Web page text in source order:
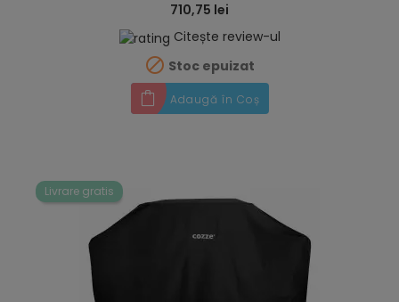
710,75 lei
Citește review-ul
 Stoc epuizat
Adaugă în Coș
Livrare gratis